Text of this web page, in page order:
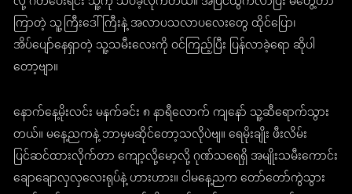
ကြာတဲ့ သူ့ကြီးဒေါ်ကြီးနဲ့ အလာပသလာပလေးတွေ ထိုင်ပြော၊
အိပ်ပျော်နေရှာတဲ့ သူ့သမီးလေးကို ဝင်ကြည့်ပြီး ပြန်လာခဲ့ရော ဆိုပါ
တော့ဗျာ။
နောက်နေ့မိုးလင်း မနက်ခင်း ၈ နာရီလောက် ကျနော် သူ့ဆီရောက်သွား
တယ်။ မနေ့ညကနဲ့ ဘာမှမဆိုင်တော့သလိုပဲဗျ။ ရေမိုးချိုး ဖီးလိမ်း
ပြင်ဆင်ထားလိုက်တာ ကျော့လို့မော့လို့ ဂုဏ်သရေရှိ အမျိုးသမီးကောင်း
ချောချောလှလှလေးရုပ်နဲ့ ဟားဟား။ ငါမနေ့ညက တော်တော်ကွဲသွား